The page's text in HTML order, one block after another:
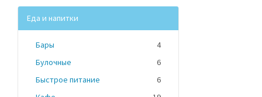
Еда и напитки
Бары
4
Булочные
6
Быстрое питание
6